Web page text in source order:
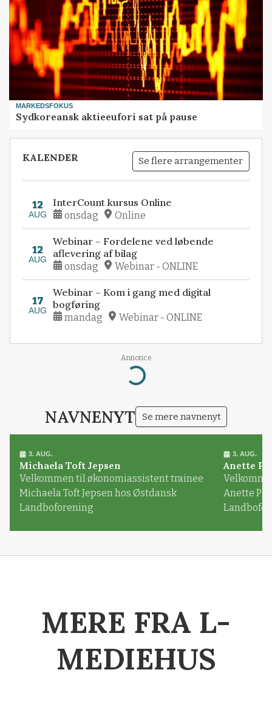
MARKEDSFOKUS
Sydkoreansk aktieeufori sat på pause
KALENDER Se flere arrangementer
12
AUG
InterCount kursus Online
onsdag Online
12
AUG
Webinar – Fordelene ved løbende
aflevering af bilag
onsdag Webinar - ONLINE
17
AUG
Webinar – Kom i gang med digital
bogføring
mandag Webinar - ONLINE
Annonce
Loading...
NAVNENYT Se mere navnenyt
3. AUG.
Michaela Toft Jepsen
Velkommen til økonomiassistent trainee
Michaela Toft Jepsen hos Østdansk
Landboforening
3. AUG.
Anette
Anette
MERE FRA L-
MEDIEHUS